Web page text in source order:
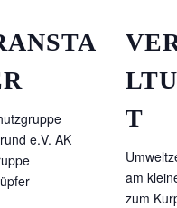
e.V. AK
T
am
zum